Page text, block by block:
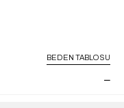
BEDEN TABLOSU